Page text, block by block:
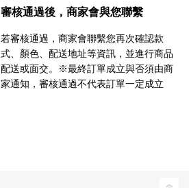
審核通過後，商家會與您聯繫
若審核通過，商家會聯繫您再次確認款
式、顏色、配送地址等資訊，並進行商品
配送或面交。※最終訂單成立與否須由商
家通知，審核通過不代表訂單一定成立